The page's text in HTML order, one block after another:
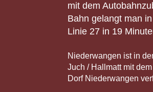
mit dem
Bahn gelangt man
Linie 27 in 19
Niederwangen ist in
Juch / Hallmatt mit
Dorf Niederwangen